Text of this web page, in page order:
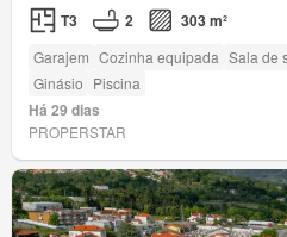
T3 2 303 m²
Garajem Cozinha equipada Sala de
Ginásio Piscina
Há 29 dias
PROPERSTAR